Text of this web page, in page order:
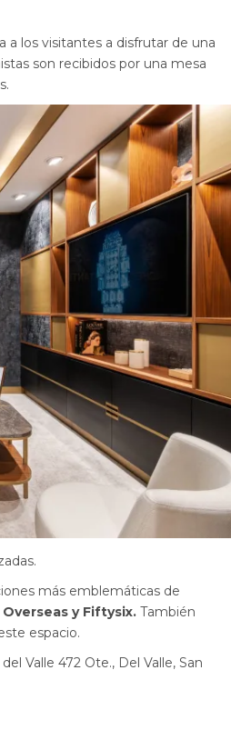
los visitantes a disfrutar de una
son recibidos por una mesa
más emblemáticas de
y Fiftysix. También
espacio.
Valle 472 Ote., Del Valle, San